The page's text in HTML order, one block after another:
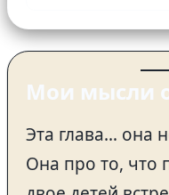
Мои мысли
Эта глава… она
Она про то, что